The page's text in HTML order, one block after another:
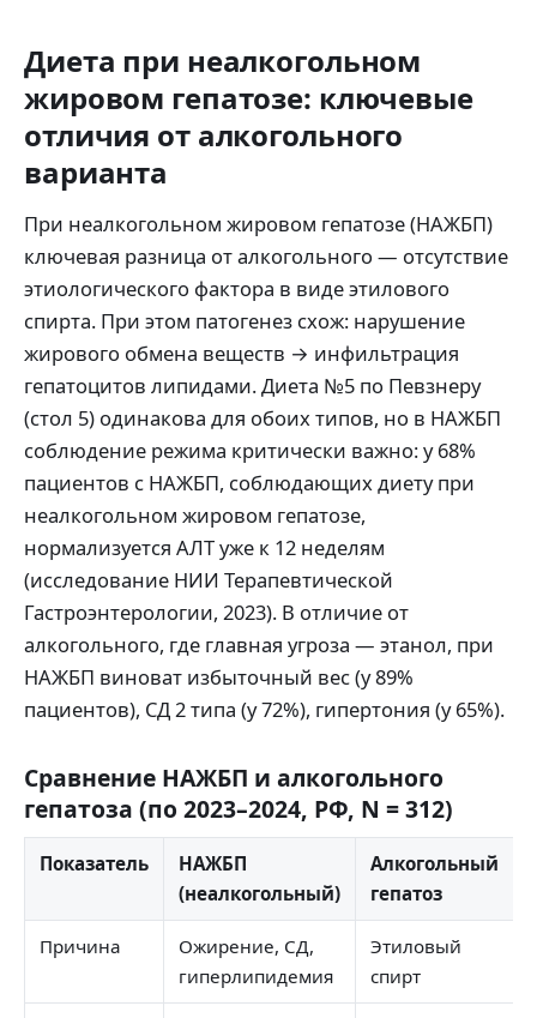
Диета при неалкогольном
жировом гепатозе: ключевые
отличия от алкогольного
варианта
При неалкогольном жировом гепатозе (НАЖБП)
ключевая разница от алкогольного — отсутствие
этиологического фактора в виде этилового
спирта. При этом патогенез схож: нарушение
жирового обмена веществ → инфильтрация
гепатоцитов липидами. Диета №5 по Певзнеру
(стол 5) одинакова для обоих типов, но в НАЖБП
соблюдение режима критически важно: у 68%
пациентов с НАЖБП, соблюдающих диету при
неалкогольном жировом гепатозе,
нормализуется АЛТ уже к 12 неделям
(исследование НИИ Терапевтической
Гастроэнтерологии, 2023). В отличие от
алкогольного, где главная угроза — этанол, при
НАЖБП виноват избыточный вес (у 89%
пациентов), СД 2 типа (у 72%), гипертония (у 65%).
Сравнение НАЖБП и алкогольного
гепатоза (по 2023–2024, РФ, N = 312)
Показатель
НАЖБП
(неалкогольный)
Алкогольный
гепатоз
Причина
Ожирение, СД,
гиперлипидемия
Этиловый
спирт